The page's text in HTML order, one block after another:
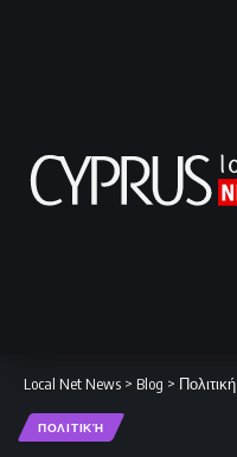
Local Net News > Blog > Πολιτική
ΠΟΛΙΤΙΚΉ